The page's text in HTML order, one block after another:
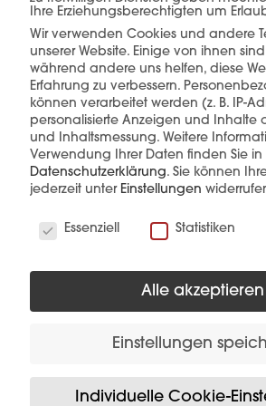
mehr erfahren
interessieren
Ihre Erziehungsberechtigten um
Wir verwenden Cookies und andere
unserer Website. Einige von ihnen sind
während andere uns helfen, diese
Erfahrung zu verbessern.
können verarbeitet werden (z. B. IP-
personalisierte Anzeigen und Inhalte
und Inhaltsmessung. Weitere
Verwendung Ihrer Daten finden Sie in
Datenschutzerklärung. Sie können
jederzeit unter Einstellungen
Essenziell
Statistiken
Alle akzeptieren
Einstellungen
Individuelle Cookie-